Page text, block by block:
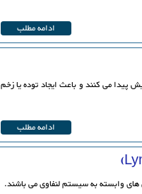
ادامه مطلب
می کنند و باعث ایجاد توده یا زخم
ادامه مطلب
های وابسته به سیستم لنفاوی می باشند.